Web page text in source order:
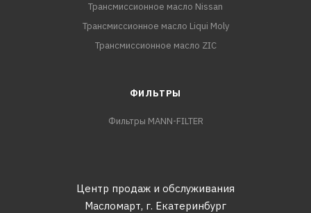
Трансмиссионное масло Nissan
Трансмиссионное масло Liqui Moly
Трансмиссионное масло ZIC
ФИЛЬТРЫ
Фильтры MANN-FILTER
Центр продаж и обслуживания
Масломарт, г. Екатеринбург